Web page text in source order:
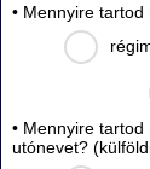
• Mennyire tartod
• Mennyire tartod
utónevet?